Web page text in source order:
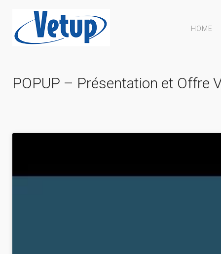
HOME
POPUP – Présentation et Offre